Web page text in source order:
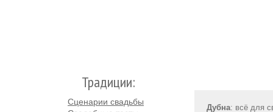
Традиции:
Сценарии свадьбы
Дубна: всё для